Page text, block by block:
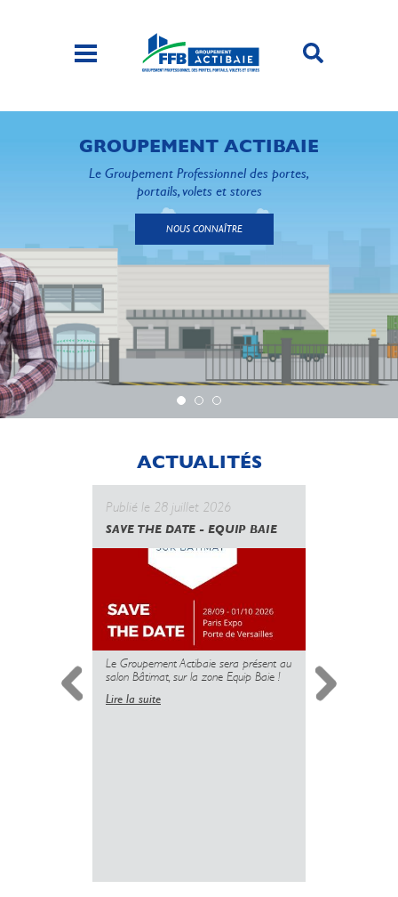
GROUPEMENT ACTIBAIE
Le Groupement Professionnel des portes,
portails, volets et stores
NOUS CONNAÎTRE
ACTUALITÉS
Publié le 28 juillet 2026
SAVE THE DATE - EQUIP BAIE
Le Groupement Actibaie sera présent au
salon Bâtimat, sur la zone Equip Baie !
Lire la suite